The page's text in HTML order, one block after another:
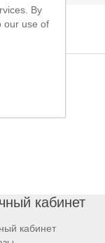
кабинет
кабинет
By
our use of